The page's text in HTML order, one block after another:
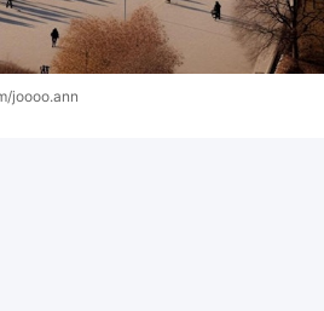
joooo.ann